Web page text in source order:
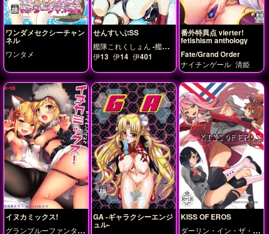
ワンダメセクシーチャン
ネル
ワンタメ
せんすいぶSS
艦隊これくしょん -艦こ
れ-
伊13 伊14 伊401
番外特異点 vierter!
fetishism anthology
Fate/Grand Order
ナイチンゲール 清姫
イヌカミックス!
グランブルーファンタジ
GA -ギャラクシーエンジ
ュル-
KISS OF EROS
ダーリン・イン・ザ・フ